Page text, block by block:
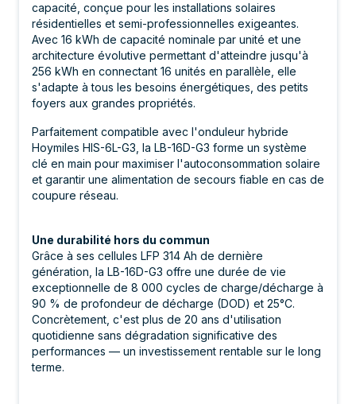
capacité, conçue pour les installations solaires
résidentielles et semi-professionnelles exigeantes.
Avec 16 kWh de capacité nominale par unité et une
architecture évolutive permettant d'atteindre jusqu'à
256 kWh en connectant 16 unités en parallèle, elle
s'adapte à tous les besoins énergétiques, des petits
foyers aux grandes propriétés.
Parfaitement compatible avec l'onduleur hybride
Hoymiles HIS-6L-G3, la LB-16D-G3 forme un système
clé en main pour maximiser l'autoconsommation solaire
et garantir une alimentation de secours fiable en cas de
coupure réseau.
Une durabilité hors du commun
Grâce à ses cellules LFP 314 Ah de dernière
génération, la LB-16D-G3 offre une durée de vie
exceptionnelle de 8 000 cycles de charge/décharge à
90 % de profondeur de décharge (DOD) et 25°C.
Concrètement, c'est plus de 20 ans d'utilisation
quotidienne sans dégradation significative des
performances — un investissement rentable sur le long
terme.